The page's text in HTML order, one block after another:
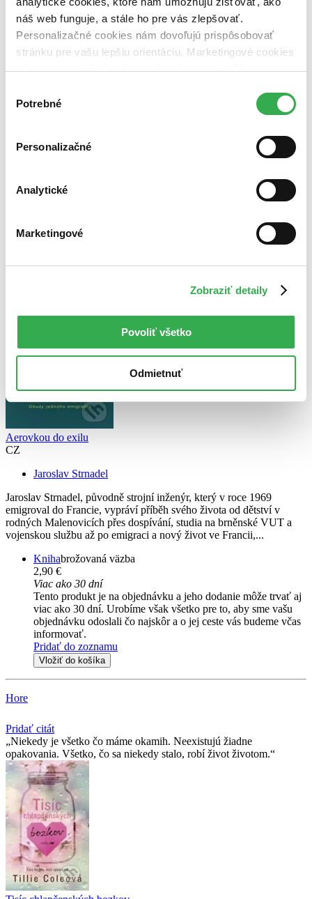
náš web funguje, a stále ho pre vás zlepšovať.
Personalizačné cookies nám dovoľujú prispôsobovať
stránku pre vašu lepšiu orientáciu. Marketingové cookies
nám zas umožňujú zobrazenie relevantnej reklamy.
nám pomohlo, keby sme mohli používať všetky tieto
súhlasu
Potrebné
Personalizačné
Analytické
Marketingové
Zobraziť detaily
Povoliť všetko
Odmietnuť
Väzba
brožovaná väzba (1 titul)brožovaná väzba1
Zoradiť
Bestsellery
Top hodnotené
Najlacnejšie
Použité filtre
dostupné
Aerovkou do exilu
CZ
Jaroslav Strnadel
Jaroslav Strnadel, původně strojní inženýr, který v roce 1969
emigroval do Francie, vypráví příběh svého života od dětství v
rodných Malenovicích přes dospívání, studia na brněnské VUT a
vojenskou službu až po emigraci a nový život ve Francii,...
Knihabrožovaná väzba
2,90 €
Viac ako 30 dní
Tento produkt je na objednávku a jeho dodanie môže trvať aj
viac ako 30 dní. Urobíme však všetko pre to, aby sme vašu
objednávku odoslali čo najskôr a o jej ceste vás budeme včas
informovať.
Pridať do zoznamu
Vložiť do košíka
Hore
Pridať citát
Niekedy je všetko čo máme okamih. Neexistujú žiadne
opakovania. Všetko, čo sa niekedy stalo, robí život životom.